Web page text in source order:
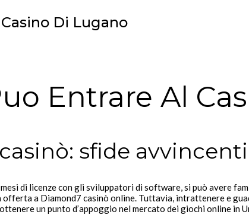
Di Lugano
Entrare Al
sfide
di licenze con gli sviluppatori di software, si può avere
offerta a Diamond7 casinò online. Tuttavia, intrattenere e
un punto d’appoggio nel mercato dei giochi online in